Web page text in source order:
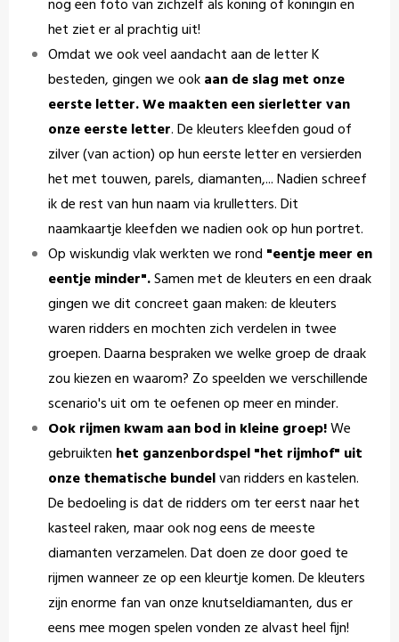
nog een foto van zichzelf als koning of koningin en
het ziet er al prachtig uit!
Omdat we ook veel aandacht aan de letter K
besteden, gingen we ookaan de slag met onze
eerste letter. We maakten een sierletter van
onze eerste letter. De kleuters kleefden goud of
zilver (van action) op hun eerste letter en versierden
het met touwen, parels, diamanten,... Nadien schreef
ik de rest van hun naam via krulletters. Dit
naamkaartje kleefden we nadien ook op hun portret.
Op wiskundig vlak werkten we rond "eentje meer en
eentje minder".Samen met de kleuters en een draak
gingen we dit concreet gaan maken: de kleuters
waren ridders en mochten zich verdelen in twee
groepen. Daarna bespraken we welke groep de draak
zou kiezen en waarom? Zo speelden we verschillende
scenario's uit om te oefenen op meer en minder.
Ook rijmen kwam aan bod in kleine groep!We
gebruikten het ganzenbordspel "het rijmhof" uit
onze thematische bundelvan ridders en kastelen.
De bedoeling is dat de ridders om ter eerst naar het
kasteel raken, maar ook nog eens de meeste
diamanten verzamelen. Dat doen ze door goed te
rijmen wanneer ze op een kleurtje komen. De kleuters
zijn enorme fan van onze knutseldiamanten, dus er
eens mee mogen spelen vonden ze alvast heel fijn!